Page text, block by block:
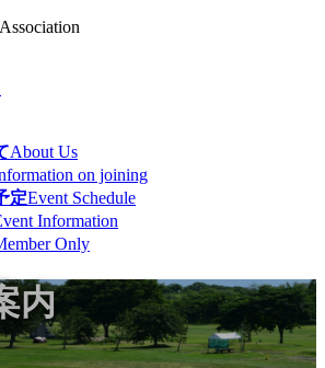
About Us
on joining
定Event Schedule
Information
Only
内